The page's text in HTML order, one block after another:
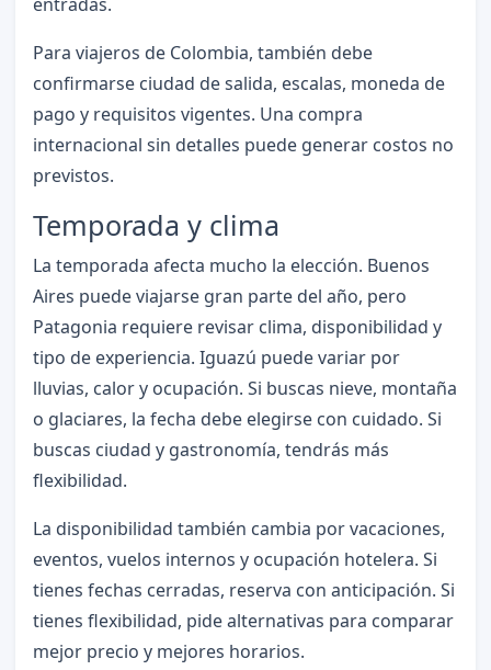
Para viajeros de Colombia, también debe
confirmarse ciudad de salida, escalas, moneda de
pago y requisitos vigentes. Una compra
internacional sin detalles puede generar costos no
previstos.
Temporada y clima
La temporada afecta mucho la elección. Buenos
Aires puede viajarse gran parte del año, pero
Patagonia requiere revisar clima, disponibilidad y
tipo de experiencia. Iguazú puede variar por
lluvias, calor y ocupación. Si buscas nieve, montaña
o glaciares, la fecha debe elegirse con cuidado. Si
buscas ciudad y gastronomía, tendrás más
flexibilidad.
La disponibilidad también cambia por vacaciones,
eventos, vuelos internos y ocupación hotelera. Si
tienes fechas cerradas, reserva con anticipación. Si
tienes flexibilidad, pide alternativas para comparar
mejor precio y mejores horarios.